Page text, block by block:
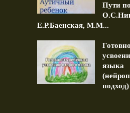
Пути
Е.Р.Баенская, М.М...
языка
подход)